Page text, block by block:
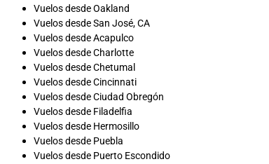
Vuelos desde Oakland
Vuelos desde San José, CA
Vuelos desde Acapulco
Vuelos desde Charlotte
Vuelos desde Chetumal
Vuelos desde Cincinnati
Vuelos desde Ciudad Obregón
Vuelos desde Filadelfia
Vuelos desde Hermosillo
Vuelos desde Puebla
Vuelos desde Puerto Escondido